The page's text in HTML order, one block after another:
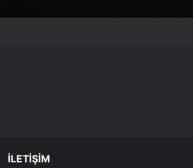
İLETIŞIM